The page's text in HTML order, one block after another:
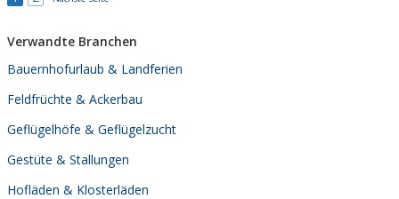
Verwandte Branchen
Bauernhofurlaub & Landferien
Feldfrüchte & Ackerbau
Geflügelhöfe & Geflügelzucht
Gestüte & Stallungen
Hofläden & Klosterläden